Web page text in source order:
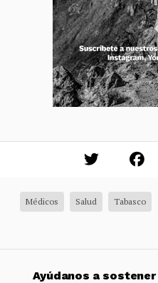
Médicos Salud Tabasco
Ayúdanos a